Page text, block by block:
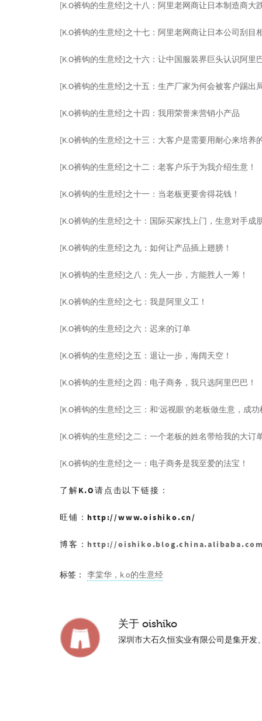
[K.O裤钩的生意经]之十八：阿里老网商让日本制造商大
[K.O裤钩的生意经]之十七：阿里老网商让日本公司刮目
[K.O裤钩的生意经]之十六：让中国服装界巨头认识阿里
[K.O裤钩的生意经]之十五：生产厂家为何会被客户踢出
[K.O裤钩的生意经]之十四：我用荣誉来营销小产品
[K.O裤钩的生意经]之十三：大客户是需要用耐心来培养
[K.O裤钩的生意经]之十二：老客户乐于为我介绍生意！
[K.O裤钩的生意经]之十一：当老板更要舍得花钱！
[K.O裤钩的生意经]之十：国际买家找上门，生意对手成
[K.O裤钩的生意经]之九：如何让产品插上翅膀！
[K.O裤钩的生意经]之八：先人一步，方能胜人一筹！
[K.O裤钩的生意经]之七：我是阿里义工！
[K.O裤钩的生意经]之六：迟来的订单
[K.O裤钩的生意经]之五：退让一步，海阔天空！
[K.O裤钩的生意经]之四：电子商务，我只选阿里巴巴！
[K.O裤钩的生意经]之三：和‘远视眼’的老板做生意，成功
[K.O裤钩的生意经]之二：一个老板的姓名带给我的大订
[K.O裤钩的生意经]之一：电子商务是我至爱的法宝！
了解K.O请点击以下链接：
旺铺：http://www.oishiko.cn/
博客： http://
标签： 李棠华，k.o的生意经
关于 oishiko
深圳市大石久恒实业有限公司是集开发